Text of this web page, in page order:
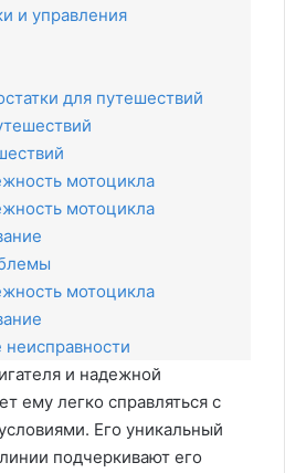
и управления
для путешествий
мотоцикла
мотоцикла
мотоцикла
и надежной
ему легко справляться с
Его уникальный
подчеркивают его